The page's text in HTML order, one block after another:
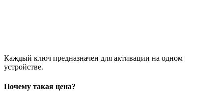
Каждый ключ предназначен для активации на одном
устройстве.
Почему такая цена?